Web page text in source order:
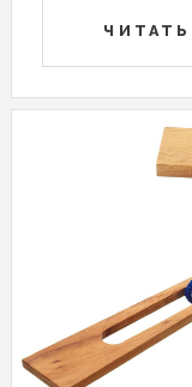
ЧИТАТЬ